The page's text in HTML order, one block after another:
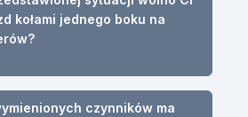
kołami jednego boku na
czynników ma